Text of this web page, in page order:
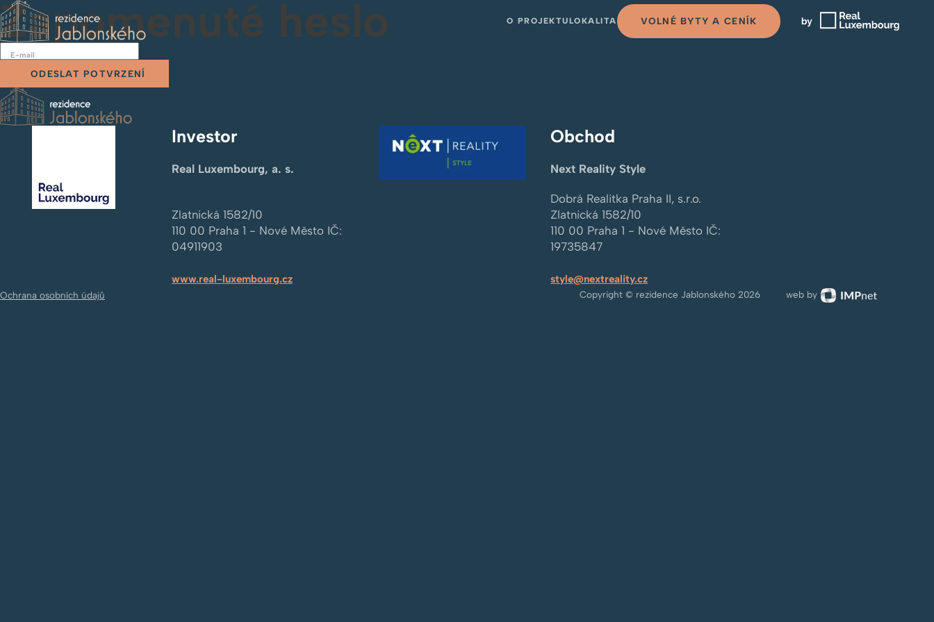
O PROJEKTULOKALITA VOLNÉ BYTY A CENÍK
Zapomenuté heslo
E-mail
ODESLAT POTVRZENÍ
Investor
Real Luxembourg, a. s.
Zlatnická 1582/10
110 00 Praha 1 - Nové Město IČ:
04911903
www.real-luxembourg.cz
Obchod
Next Reality Style
Dobrá Realitka Praha II, s.r.o.
Zlatnická 1582/10
110 00 Praha 1 - Nové Město IČ:
19735847
style@nextreality.cz
Ochrana osobních údajů Copyright © rezidence Jablonského 2026 web by